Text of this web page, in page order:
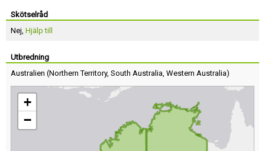
Skötselråd
Nej, Hjälp till
Utbredning
Australien (Northern Territory, South Australia, Western Australia)
+
−